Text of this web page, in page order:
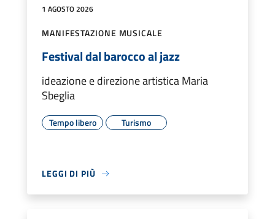
1 AGOSTO 2026
MANIFESTAZIONE MUSICALE
Festival dal barocco al jazz
ideazione e direzione artistica Maria
Sbeglia
Tempo libero Turismo
LEGGI DI PIÙ